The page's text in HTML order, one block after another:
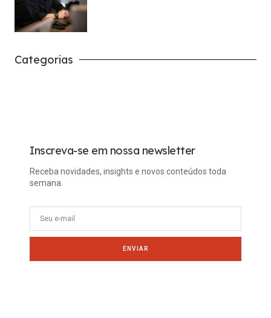
Categorias
Inscreva-se em nossa newsletter
Receba novidades, insights e novos conteúdos toda
semana.
ENVIAR